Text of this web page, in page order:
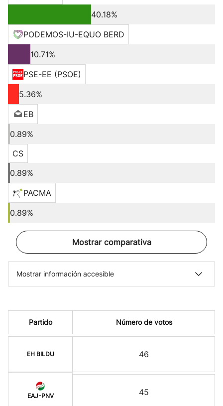
40.18%
PODEMOS-IU-EQUO BERD
10.71%
PSE-EE (PSOE)
5.36%
EB
0.89%
CS
0.89%
PACMA
0.89%
Mostrar comparativa
Mostrar información accesible
Partido
EH BILDU
EAJ-PNV
Número de votos
46
45